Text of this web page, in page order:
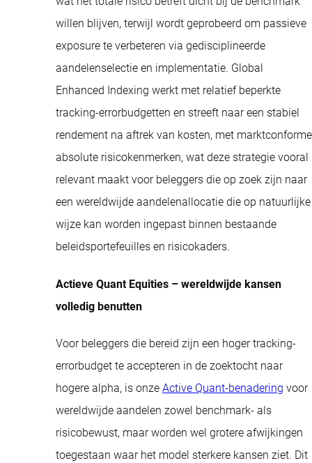
willen blijven, terwijl wordt geprobeerd om passieve
exposure te verbeteren via gedisciplineerde
aandelenselectie en implementatie. Global
Enhanced Indexing werkt met relatief beperkte
tracking-errorbudgetten en streeft naar een stabiel
rendement na aftrek van kosten, met marktconforme
absolute risicokenmerken, wat deze strategie vooral
relevant maakt voor beleggers die op zoek zijn naar
een wereldwijde aandelenallocatie die op natuurlijke
wijze kan worden ingepast binnen bestaande
beleidsportefeuilles en risicokaders.
Actieve Quant Equities – wereldwijde kansen
volledig benutten
Voor beleggers die bereid zijn een hoger tracking-
errorbudget te accepteren in de zoektocht naar
hogere alpha, is onze Active Quant-benadering voor
wereldwijde aandelen zowel benchmark- als
risicobewust, maar worden wel grotere afwijkingen
toegestaan waar het model sterkere kansen ziet. Dit